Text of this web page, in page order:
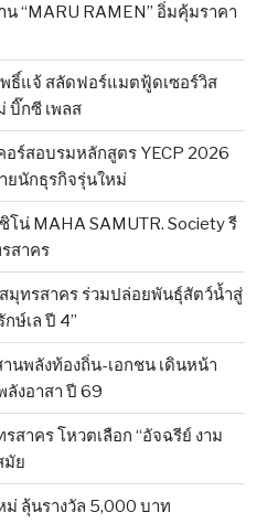
“MARU RAMEN” อิ่มคุ้มราคา
ธิ์แจ้ สลัดฟอร์แมตฟู้ดเซอร์วิส
บิ๊กซี เพลส
ร์สอบรมหลักสูตร YECP 2026
ยนักธุรกิจรุ่นใหม่
น่ MAHA SAMUTR. Society รี
สาคร
มุทรสาคร ร่วมปล่อยพันธุ์สัตว์น้ำสู่
ษ์เล ปี 4”
นพลังท้องถิ่น-เอกชน เดินหน้า
ลังอาสา ปี 69
าคร โหวตเลือก “อัจฉรีย์ งาม
มัย
ม่ ลุ้นรางวัล 5,000 บาท